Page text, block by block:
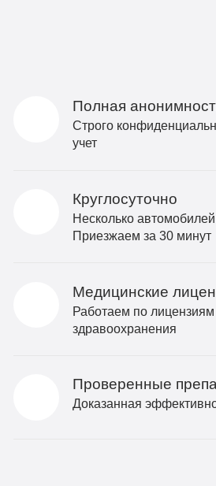
Полная
Строго
учет
Круглосуточно
Несколько
Приезжаем за 30 минут
Медицинские
Работаем по
здравоохранения
Проверенные
Доказанная